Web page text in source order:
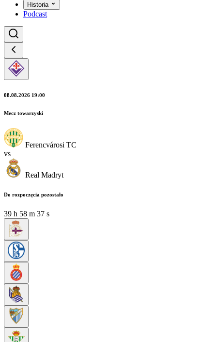
Historia
Podcast
08.08.2026 19:00
Mecz towarzyski
Ferencvárosi TC
vs
Real Madryt
Do rozpoczęcia pozostało
39 h 58 m 36 s